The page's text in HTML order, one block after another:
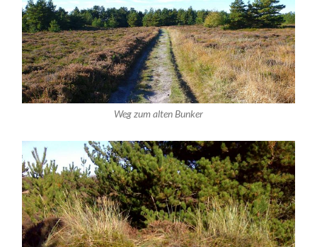
Weg zum alten Bunker